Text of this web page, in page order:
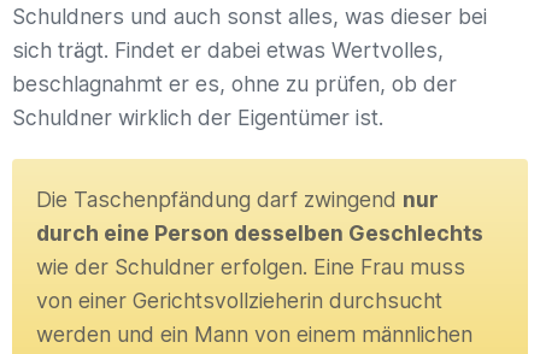
Schuldners und auch sonst alles, was dieser bei
sich trägt. Findet er dabei etwas Wertvolles,
beschlagnahmt er es, ohne zu prüfen, ob der
Schuldner wirklich der Eigentümer ist.
Die Taschenpfändung darf zwingend nur
durch eine Person desselben Geschlechts
wie der Schuldner erfolgen. Eine Frau muss
von einer Gerichtsvollzieherin durchsucht
werden und ein Mann von einem männlichen